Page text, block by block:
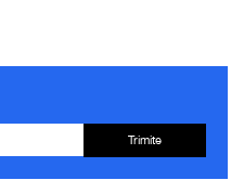
Trimite